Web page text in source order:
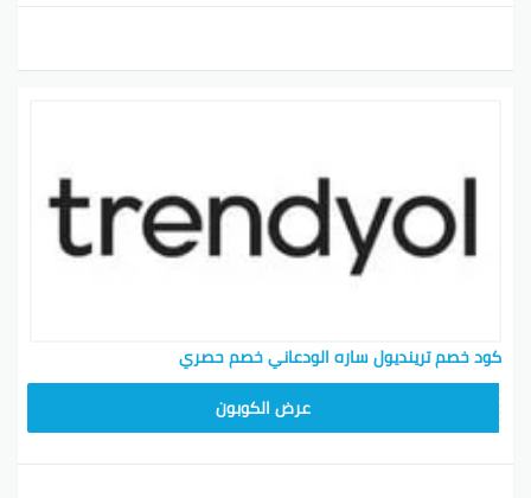
كود خصم ترينديول ساره الودعاني خصم حصري
عرض الكوبون